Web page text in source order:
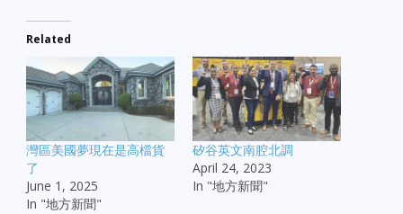
Related
灣區美國夢現在是高檔貨
了
June 1, 2025
In "地方新聞"
矽谷英文南腔北調
April 24, 2023
In "地方新聞"